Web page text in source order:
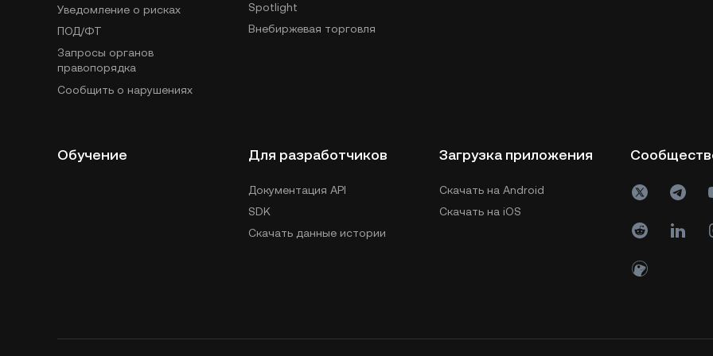
Уведомление о рисках
ПОД/ФТ
Запросы органов
правопорядка
Сообщить о нарушениях
Spotlight
Внебиржевая торговля
Обучение Для разработчиков
Документация API
SDK
Скачать данные истории
Загрузка приложения
Скачать на Android
Скачать на iOS